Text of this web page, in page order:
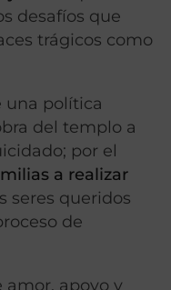
desafíos que
trágicos como
una política
del templo a
por el
a realizar
seres queridos
de
apoyo y